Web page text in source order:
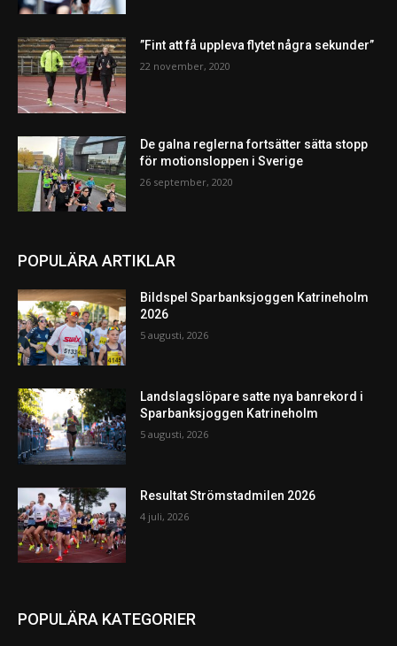
”Fint att få uppleva flytet några sekunder”
22 november, 2020
De galna reglerna fortsätter sätta stopp
för motionsloppen i Sverige
26 september, 2020
POPULÄRA ARTIKLAR
Bildspel Sparbanksjoggen Katrineholm
2026
5 augusti, 2026
Landslagslöpare satte nya banrekord i
Sparbanksjoggen Katrineholm
5 augusti, 2026
Resultat Strömstadmilen 2026
4 juli, 2026
POPULÄRA KATEGORIER